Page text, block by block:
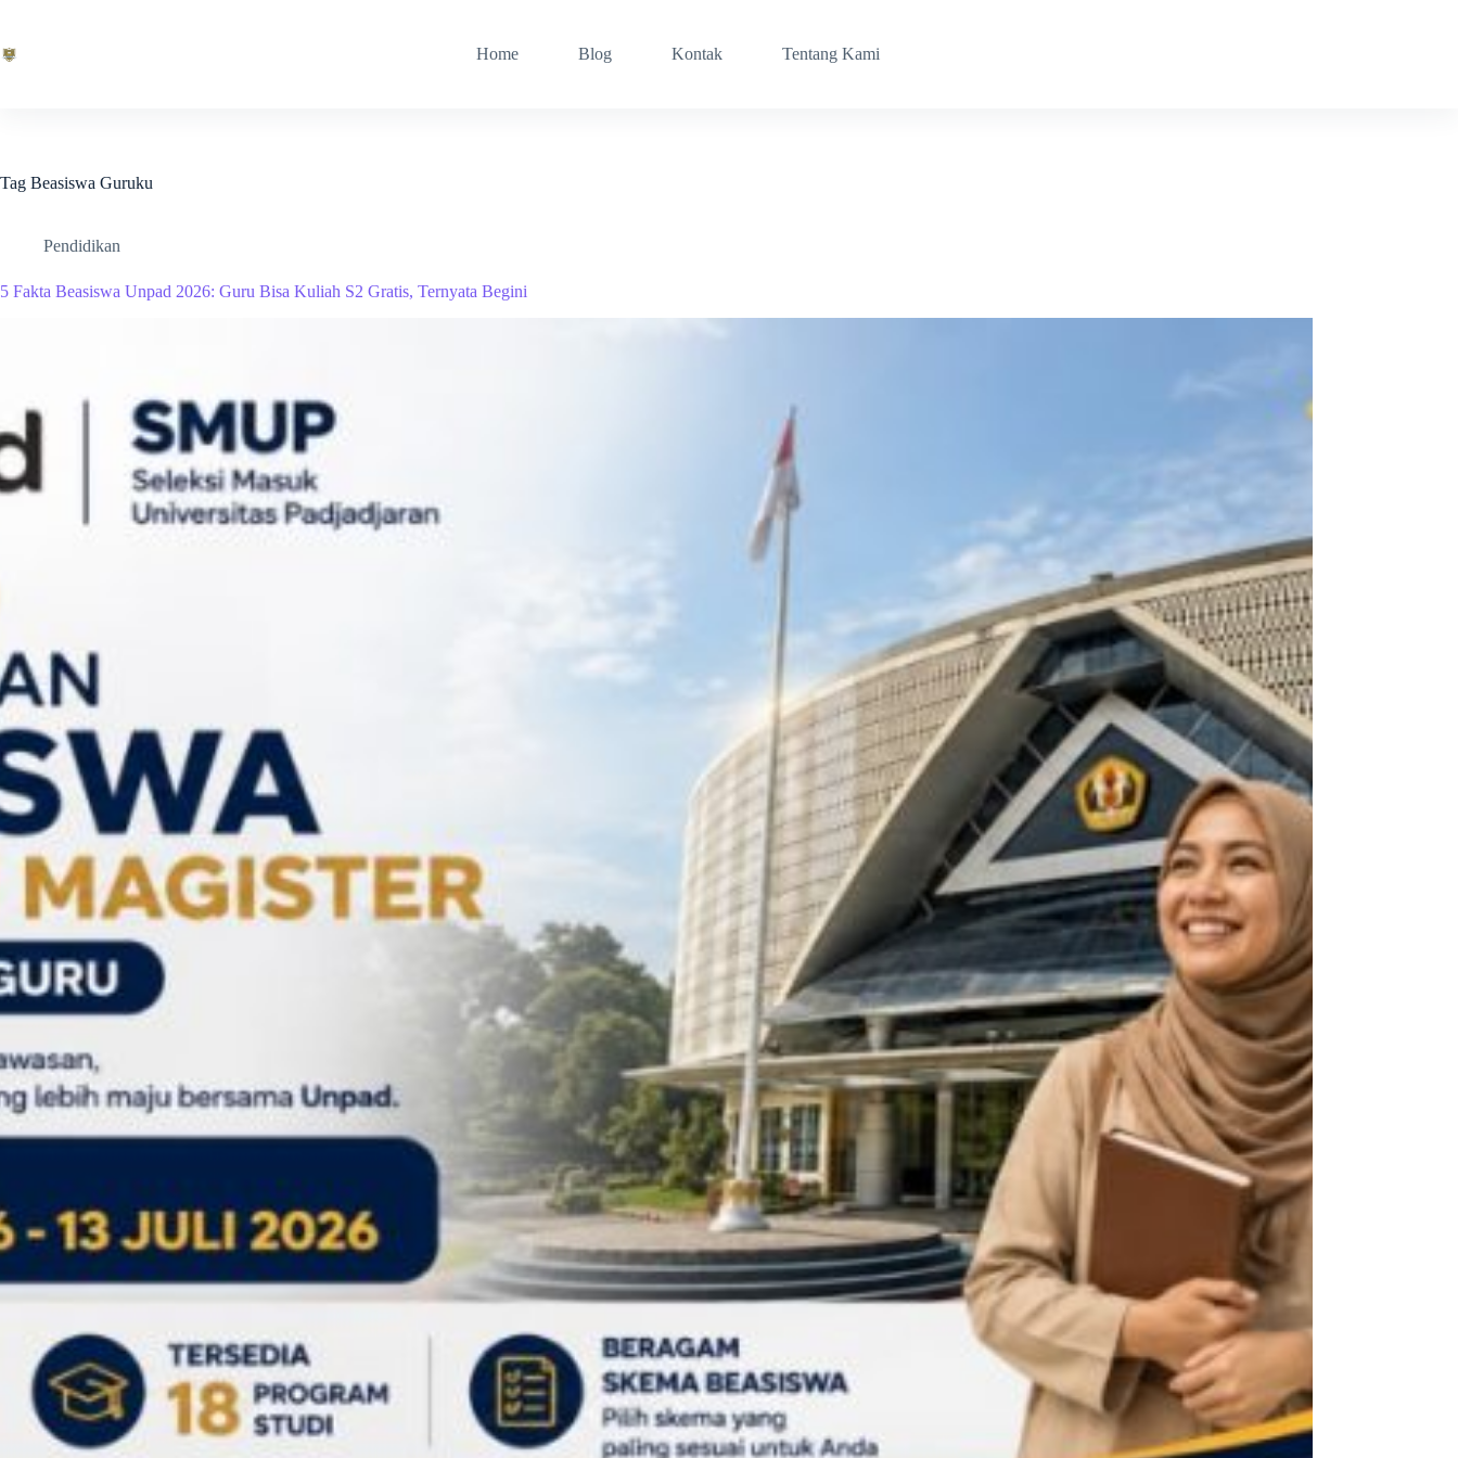
content
Home Blog Kontak Tentang Kami
Tag Beasiswa Guruku
Pendidikan
5 Fakta Beasiswa Unpad 2026: Guru Bisa Kuliah S2 Gratis, Ternyata Begini